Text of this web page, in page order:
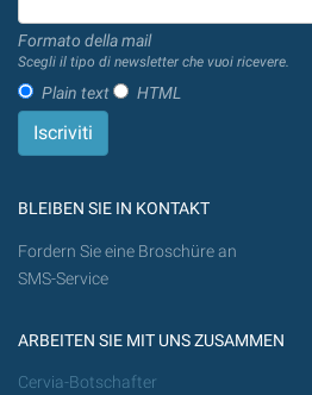
Formato della mail
Scegli il tipo di newsletter che vuoi ricevere.
Plain text HTML
BLEIBEN SIE IN KONTAKT
Fordern Sie eine Broschüre an
SMS-Service
ARBEITEN SIE MIT UNS ZUSAMMEN
Cervia-Botschafter